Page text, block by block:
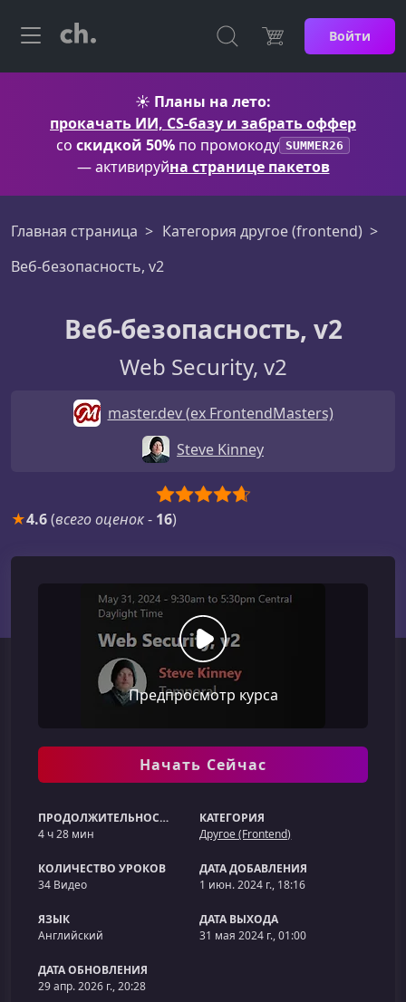
Войти
☀️ Планы на лето:
прокачать ИИ, CS-базу и забрать оффер
со скидкой 50% по промокоду SUMMER26
— активируйна странице пакетов
Главная страница
Категория другое (frontend)
Веб-безопасность, v2
Веб-безопасность, v2
Web Security, v2
master.dev (ex FrontendMasters)
Steve Kinney
★4.6(всего оценок- 16)
Предпросмотр курса
Начать Сейчас
ПРОДОЛЖИТЕЛЬНОСТЬ
4 ч 28 мин
КАТЕГОРИЯ
Другое (Frontend)
КОЛИЧЕСТВО УРОКОВ
34 Видео
ДАТА ДОБАВЛЕНИЯ
1 июн. 2024 г., 18:16
ЯЗЫК
Английский
ДАТА ВЫХОДА
31 мая 2024 г., 01:00
ДАТА ОБНОВЛЕНИЯ
29 апр. 2026 г., 20:28